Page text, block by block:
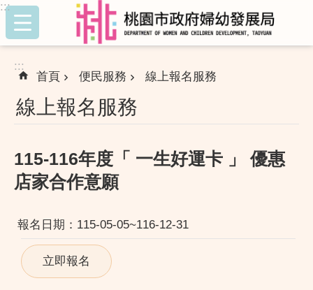
跳到主要內容區塊
:::
:::
首頁 便民服務 線上報名服務
線上報名服務
115-116年度「 一生好運卡 」 優惠
店家合作意願
報名日期：115-05-05~116-12-31
立即報名